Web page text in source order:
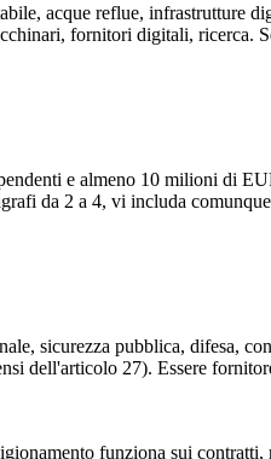
acque reflue, infrastrutture
fornitori digitali, ricerca.
e almeno 10 milioni di
da 2 a 4, vi includa
sicurezza pubblica, difesa,
dell'articolo 27). Essere
funziona sui contratti,